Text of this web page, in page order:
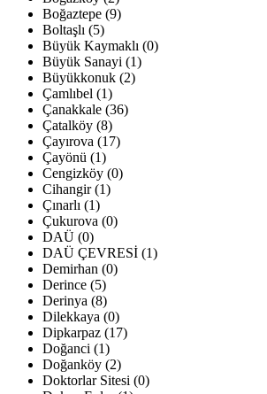
Boğaztepe (9)
Boltaşlı (5)
Büyük Kaymaklı (0)
Büyük Sanayi (1)
Büyükkonuk (2)
Çamlıbel (1)
Çanakkale (36)
Çatalköy (8)
Çayırova (17)
Çayönü (1)
Cengizköy (0)
Cihangir (1)
Çınarlı (1)
Çukurova (0)
DAÜ (0)
DAÜ ÇEVRESİ (1)
Demirhan (0)
Derince (5)
Derinya (8)
Dilekkaya (0)
Dipkarpaz (17)
Doğanci (1)
Doğanköy (2)
Doktorlar Sitesi (0)